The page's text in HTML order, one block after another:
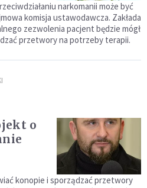
narkomanii może być
komisja ustawodawcza. Zakłada
zezwolenia pacjent będzie mógł
przetwory na potrzeby terapii.
o
konopie i sporządzać przetwory